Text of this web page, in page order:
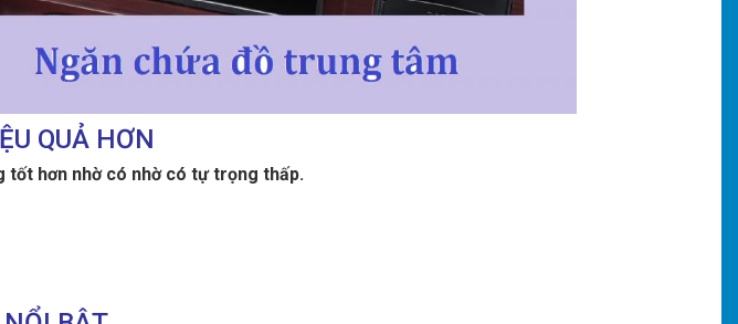
QUẢ HƠN
tốt hơn nhờ có nhờ có tự trọng thấp.